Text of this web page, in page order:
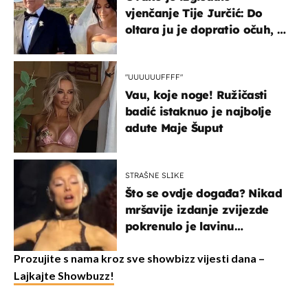
vjenčanje Tije Jurčić: Do
oltara ju je dopratio očuh, a
"UUUUUUFFFF"
Vau, koje noge! Ružičasti
badić istaknuo je najbolje
adute Maje Šuput
STRAŠNE SLIKE
Što se ovdje događa? Nikad
mršavije izdanje zvijezde
pokrenulo je lavinu
Prozujite s nama kroz sve showbizz vijesti dana –
Lajkajte Showbuzz!